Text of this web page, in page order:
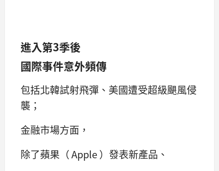
進入第3季後
國際事件意外頻傳
包括北韓試射飛彈、美國遭受超級颶風侵
襲；
金融市場方面，
除了蘋果（ Apple ）發表新產品、